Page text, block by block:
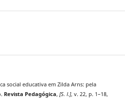
social educativa em Zilda Arns: pela
Revista Pedagógica, [S. l.], v. 22, p. 1–18,